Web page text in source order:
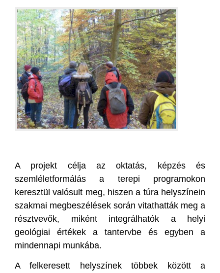
A projekt célja az oktatás, képzés és
szemléletformálás a terepi programokon
keresztül valósult meg, hiszen a túra helyszínein
szakmai megbeszélések során vitathatták meg a
résztvevők, miként integrálhatók a helyi
geológiai értékek a tantervbe és egyben a
mindennapi munkába.
A felkeresett helyszínek többek között a